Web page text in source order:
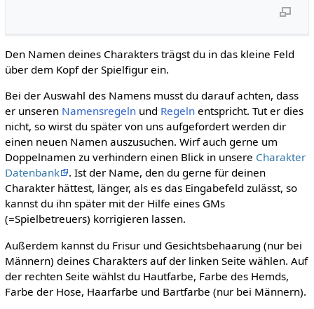
Den Namen deines Charakters trägst du in das kleine Feld
über dem Kopf der Spielfigur ein.
Bei der Auswahl des Namens musst du darauf achten, dass
er unseren Namensregelnund Regelnentspricht. Tut er dies
nicht, so wirst du später von uns aufgefordert werden dir
einen neuen Namen auszusuchen. Wirf auch gerne um
Doppelnamen zu verhindern einen Blick in unsere Charakter
Datenbank
. Ist der Name, den du gerne für deinen
Charakter hättest, länger, als es das Eingabefeld zulässt, so
kannst du ihn später mit der Hilfe eines GMs
(=Spielbetreuers) korrigieren lassen.
Außerdem kannst du Frisur und Gesichtsbehaarung (nur bei
Männern) deines Charakters auf der linken Seite wählen. Auf
der rechten Seite wählst du Hautfarbe, Farbe des Hemds,
Farbe der Hose, Haarfarbe und Bartfarbe (nur bei Männern).